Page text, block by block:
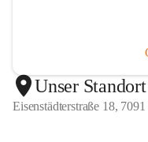
Unser Standort
Eisenstädterstraße 18,